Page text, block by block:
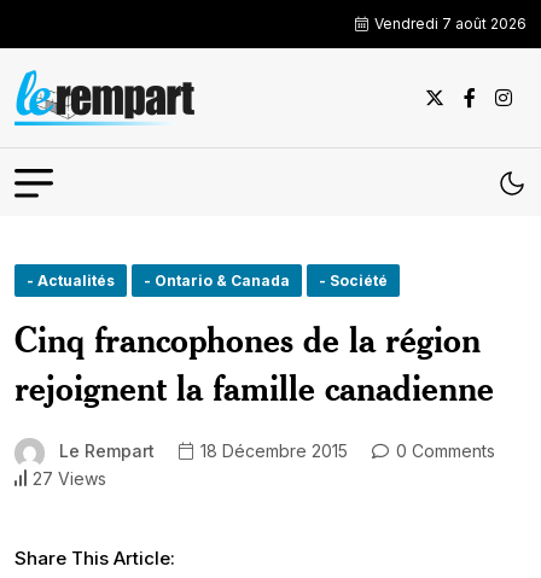
Vendredi 7 août 2026
- Actualités - Ontario & Canada - Société
Cinq francophones de la région
rejoignent la famille canadienne
Le Rempart 18 Décembre 2015
0 Comments
27 Views
Share This Article: